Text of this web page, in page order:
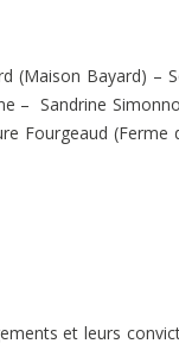
(Maison Bayard) –
– Sandrine
Fourgeaud (Ferme
et leurs